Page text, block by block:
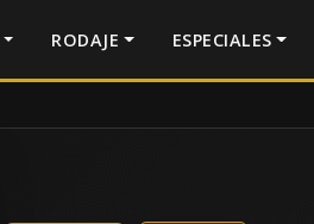
RODAJE ESPECIALES